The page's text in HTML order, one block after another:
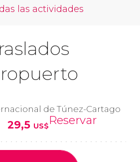
las actividades
de Túnez-Cartago
29,5 US$Reservar